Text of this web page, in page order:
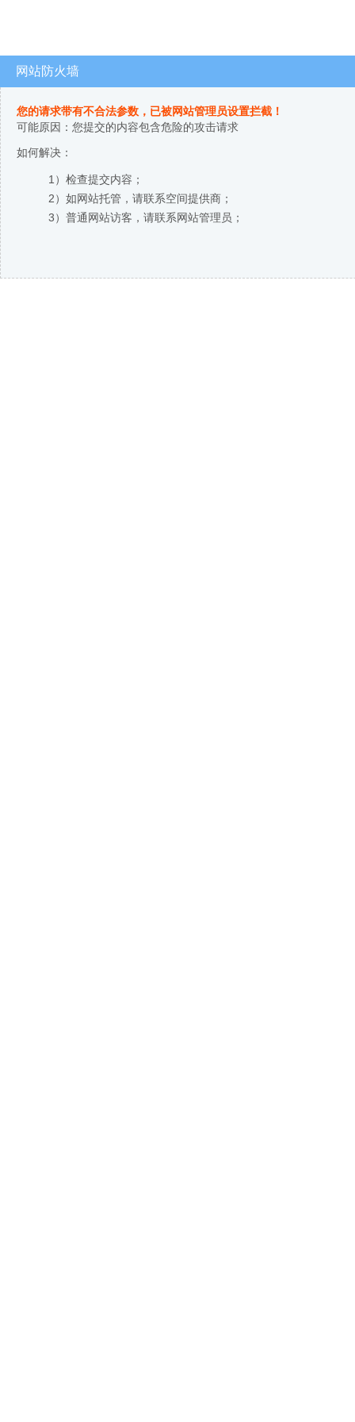
网站防火墙
您的请求带有不合法参数，已被网站管理员设置拦截！
可能原因：您提交的内容包含危险的攻击请求
如何解决：
1）检查提交内容；
2）如网站托管，请联系空间提供商；
3）普通网站访客，请联系网站管理员；